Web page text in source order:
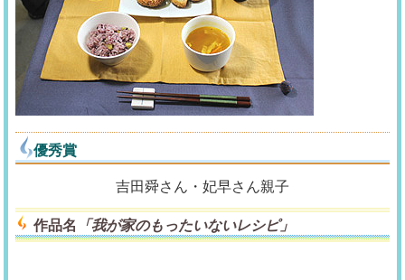
優秀賞
吉田舜さん・妃早さん親子
作品名 「我が家のもったいないレシピ」